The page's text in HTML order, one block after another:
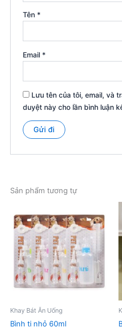
Tên *
Email *
Lưu tên của tôi, email, và
duyệt này cho lần bình luận
Sản phẩm tương tự
Khay Bát Ăn Uống
Bình ti nhỏ 60ml